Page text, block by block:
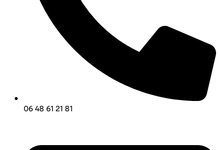
06 48 61 21 81